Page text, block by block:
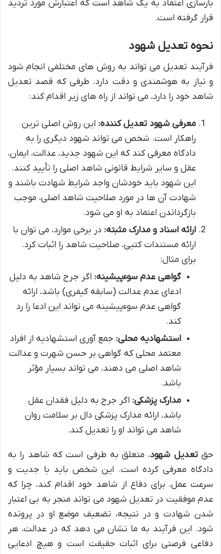
بازسازی اعتماد به یک شاهد است که اعتبارش مورد تردید
قرار گرفته است.
نحوه تعدیل شهود
فرآیند تعدیل می تواند به روش های مختلفی انجام شود
و نیاز به هوشمندی و دقت دارد. طرفی که قصد تعدیل
شاهد خود را دارد، می تواند از راه های زیر اقدام کند:
معرفی شهود تعدیل کننده: این روش اصلی ترین
راهکار است. شخص می تواند شهود دیگری را به
دادگاه معرفی کند که این شهود جدید، عدالت، ایمان،
عقل و سایر شرایط قانونی شاهد اصلی را تأیید کنند.
این شهود باید خودشان واجد شرایط شهادت باشند و
شهادت آن ها در مورد صلاحیت شاهد اصلی، موجب
بازگرداندن اعتماد به او می شود.
ارائه اسناد و مدارک مثبته: در برخی موارد، می توان با
ارائه مستندات کتبی، صلاحیت شاهد را اثبات کرد.
برای مثال:
گواهی عدم سوءپیشینه: اگر جرح شاهد به دلیل
ادعای عدم عدالت (سابقه کیفری) باشد، ارائه
گواهی عدم سوءپیشینه می تواند این ادعا را رد
کند.
استشهادیه محلی: جمع آوری استشهادیه از افراد
معتمد محلی که گواهی بر حسن شهرت و عدالت
شاهد اصلی می دهند، می تواند بسیار مؤثر
باشد.
مدارک پزشکی: اگر جرح به دلیل فقدان عقل
باشد، ارائه مدارک پزشکی دال بر سلامت روان
شاهد می تواند او را تعدیل کند.
حقتعدیل شهود، متعلق به طرفی است که شاهد را به
دادگاه معرفی کرده است. این شخص باید با جدیت و
سرعت عمل، برای دفاع از شاهد خود اقدام کند، چرا که
عدم موفقیت در تعدیل شهود می تواند منجر به بی اعتبار
شدن شهادت و در نتیجه، تضعیف موضع او در پرونده
شود. این فرآیند به ما نشان می دهد که در عدالت، هر
دفاعی فرصتی برای اثبات حقیقت است و هیچ ادعایی